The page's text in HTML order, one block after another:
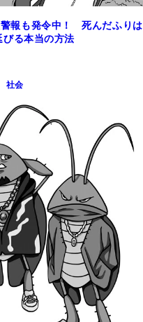
報も発令中！ 死んだふりは
る本当の方法
社会